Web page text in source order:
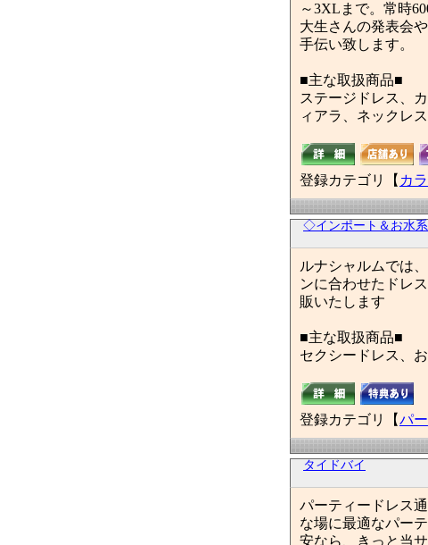
～3XLまで。常時
大生さんの発表会
手伝い致します。
■主な取扱商品■
ステージドレス、
ィアラ、ネックレ
登録カテゴリ【 カ
◇インポート＆お水
ルナシャルムでは
ンに合わせたドレ
販いたします
■主な取扱商品■
セクシードレス、
登録カテゴリ【パ
タイドバイ
パーティードレス
な場に最適なパー
安なら、きっと当